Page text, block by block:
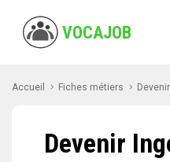
VOCAJOB
Accueil Fiches métiers
Devenir